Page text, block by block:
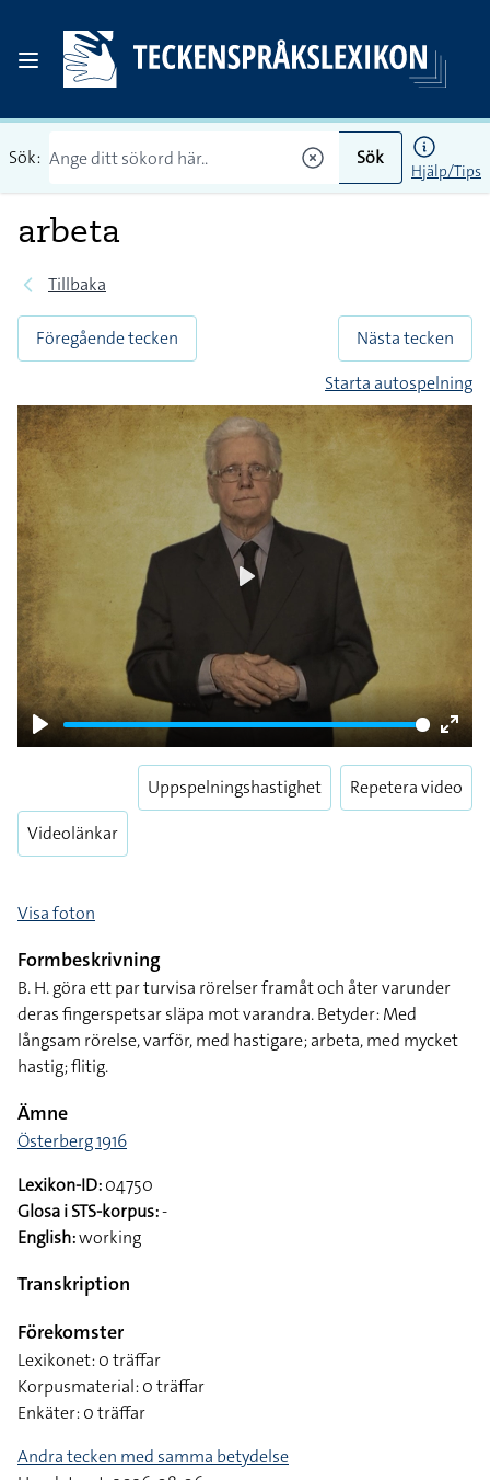
Sök: Sök
Hjälp/Tips
arbeta
Tillbaka
Föregående tecken
Nästa tecken
Starta autospelning
Play
Enter
Videolänkar
Uppspelningshastighet Repetera video
Visa foton
Formbeskrivning
B. H. göra ett par turvisa rörelser framåt och åter varunder
deras fingerspetsar släpa mot varandra. Betyder: Med
långsam rörelse, varför, med hastigare; arbeta, med mycket
hastig; flitig.
Ämne
Österberg 1916
Lexikon-ID:04750
Glosa i STS-korpus:-
English:working
Transkription
Förekomster
Lexikonet: 0 träffar
Korpusmaterial: 0 träffar
Enkäter: 0 träffar
Andra tecken med samma betydelse